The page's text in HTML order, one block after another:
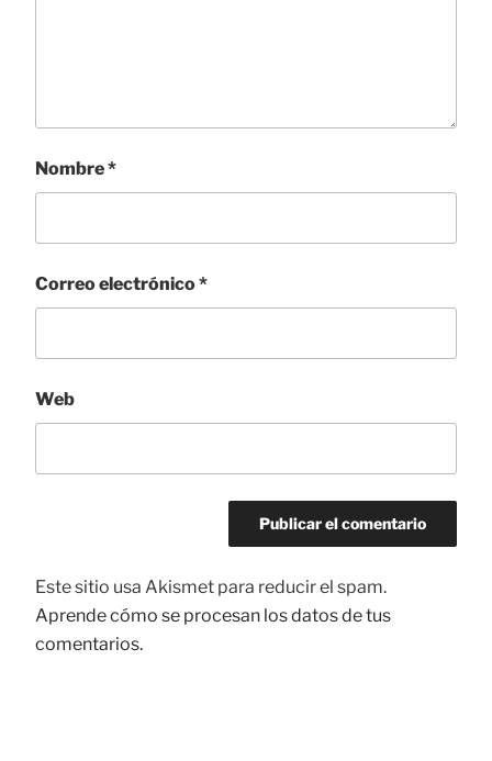
Nombre*
Correo electrónico*
Web
Este sitio usa Akismet para reducir el spam.
Aprende cómo se procesan los datos de tus
comentarios.